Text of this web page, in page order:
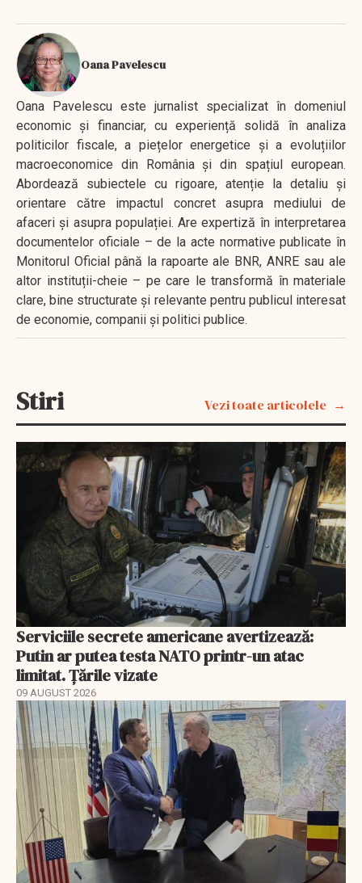
Oana Pavelescu
Oana Pavelescu este jurnalist specializat în domeniul
economic și financiar, cu experiență solidă în analiza
politicilor fiscale, a piețelor energetice și a evoluțiilor
macroeconomice din România și din spațiul european.
Abordează subiectele cu rigoare, atenție la detaliu și
orientare către impactul concret asupra mediului de
afaceri și asupra populației. Are expertiză în interpretarea
documentelor oficiale – de la acte normative publicate în
Monitorul Oficial până la rapoarte ale BNR, ANRE sau ale
altor instituții-cheie – pe care le transformă în materiale
clare, bine structurate și relevante pentru publicul interesat
de economie, companii și politici publice.
Stiri Vezi toate articolele
Serviciile secrete americane avertizează:
Putin ar putea testa NATO printr-un atac
limitat. Țările vizate
09 AUGUST 2026